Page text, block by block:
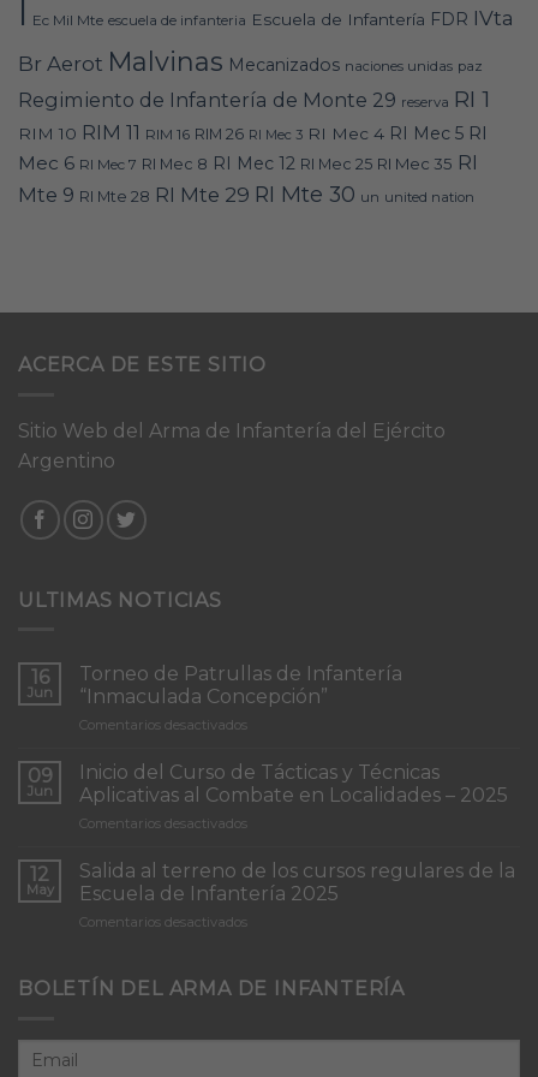
Ec Mil Mte escuela de infanteria Escuela de Infantería FDR IVta
Br Aerot Malvinas Mecanizados naciones unidas paz
Regimiento de Infantería de Monte 29 reserva RI 1
RIM 10 RIM 11 RIM 16 RIM 26 RI Mec 3 RI Mec 4 RI Mec 5 RI
Mec 6 RI Mec 7 RI Mec 8 RI Mec 12 RI Mec 25 RI Mec 35 RI
Mte 9 RI Mte 28 RI Mte 29 RI Mte 30 un united nation
ACERCA DE ESTE SITIO
Sitio Web del Arma de Infantería del Ejército
Argentino
ULTIMAS NOTICIAS
16
Jun
Torneo de Patrullas de Infantería
“Inmaculada Concepción”
Comentarios desactivadosen
de
Patrullas
de
Infantería
Concepción”
09
Jun
Inicio del Curso de Tácticas y Técnicas
Aplicativas al Combate en Localidades – 2025
Comentarios desactivadosen
del
Curso
de
Tácticas
Aplicativas
12
May
Salida al terreno de los cursos regulares de la
Escuela de Infantería 2025
Comentarios desactivadosen
terreno
cursos
BOLETÍN DEL ARMA DE INFANTERÍA